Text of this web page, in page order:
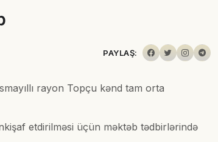
PAYLAŞ:
rayon Topçu kənd tam orta
etdirilməsi üçün məktəb tədbirlərində